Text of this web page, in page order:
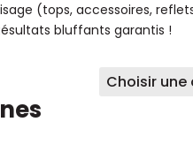
(tops, accessoires,
bluffants garantis !